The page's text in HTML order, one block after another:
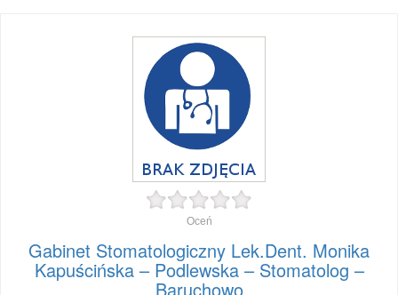
Oceń
Gabinet Stomatologiczny Lek.Dent. Monika
Kapuścińska – Podlewska – Stomatolog –
Baruchowo